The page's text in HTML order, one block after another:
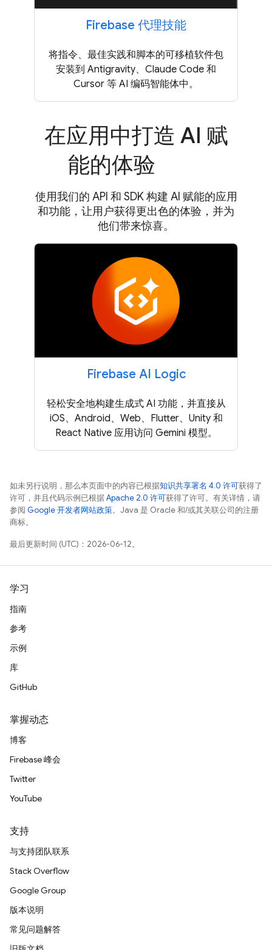
Firebase 代理技能
将指令、最佳实践和脚本的可移植软件包
安装到 Antigravity、Claude Code 和
Cursor 等 AI 编码智能体中。
在应用中打造 AI 赋
能的体验
使用我们的 API 和 SDK 构建 AI 赋能的应用
和功能，让用户获得更出色的体验，并为
他们带来惊喜。
Firebase AI Logic
轻松安全地构建生成式 AI 功能，并直接从
iOS、Android、Web、Flutter、Unity 和
React Native 应用访问 Gemini 模型。
如未另行说明，那么本页面中的内容已根据知识共享署名 4.0 许可获得了
许可，并且代码示例已根据Apache 2.0 许可获得了许可。有关详情，请
参阅 Google 开发者网站政策。Java 是 Oracle 和/或其关联公司的注册
商标。
最后更新时间 (UTC)：2026-06-12。
学习
指南
参考
示例
库
GitHub
掌握动态
博客
Firebase 峰会
Twitter
YouTube
支持
与支持团队联系
Stack Overflow
Google Group
版本说明
常见问题解答